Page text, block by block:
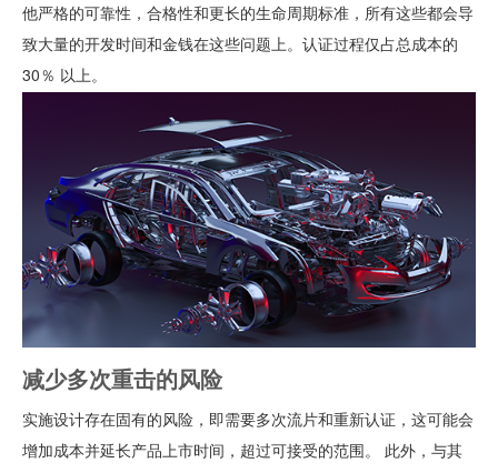
他严格的可靠性，合格性和更长的生命周期标准，所有这些都会导
致大量的开发时间和金钱在这些问题上。认证过程仅占总成本的
30％ 以上。
减少多次重击的风险
实施设计存在固有的风险，即需要多次流片和重新认证，这可能会
增加成本并延长产品上市时间，超过可接受的范围。 此外，与其